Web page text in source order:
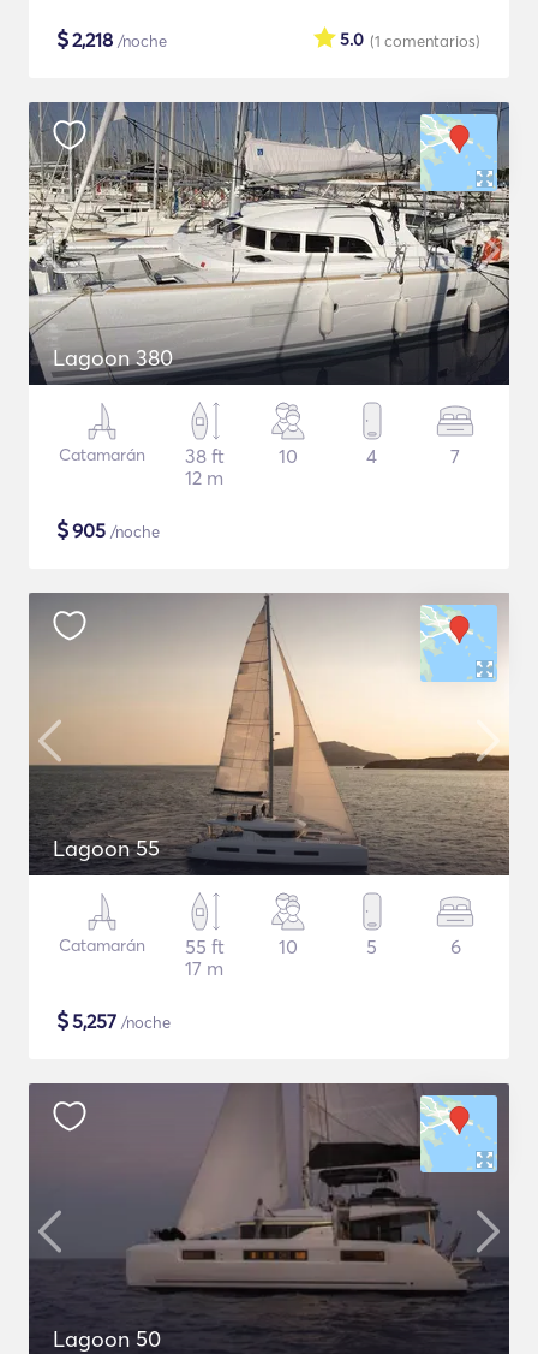
$2,218 /noche (1 comentarios)
5.0
Lagoon 380
Catamarán
38 ft
12 m
10 4 7
$905 /noche
Lagoon 55
Catamarán
55 ft
17 m
10 5 6
$5,257 /noche
Lagoon 50